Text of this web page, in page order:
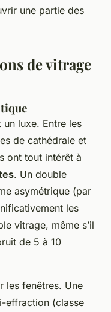
une partie des
de vitrage
luxe. Entre les
de cathédrale et
ont tout intérêt à
. Un double
asymétrique (par
les
vitrage, même s’il
de 5 à 10
les fenêtres. Une
effraction (classe